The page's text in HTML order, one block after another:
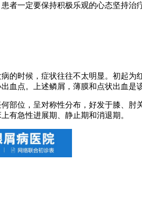
者一定要保持积极乐观的心态坚持治
时候，症状往往不太明显。初起为
血点。上述鳞屑，薄膜和点状出血是
位，呈对称性分布，好发于膝、肘
有急性进展期、静止期和消退期。